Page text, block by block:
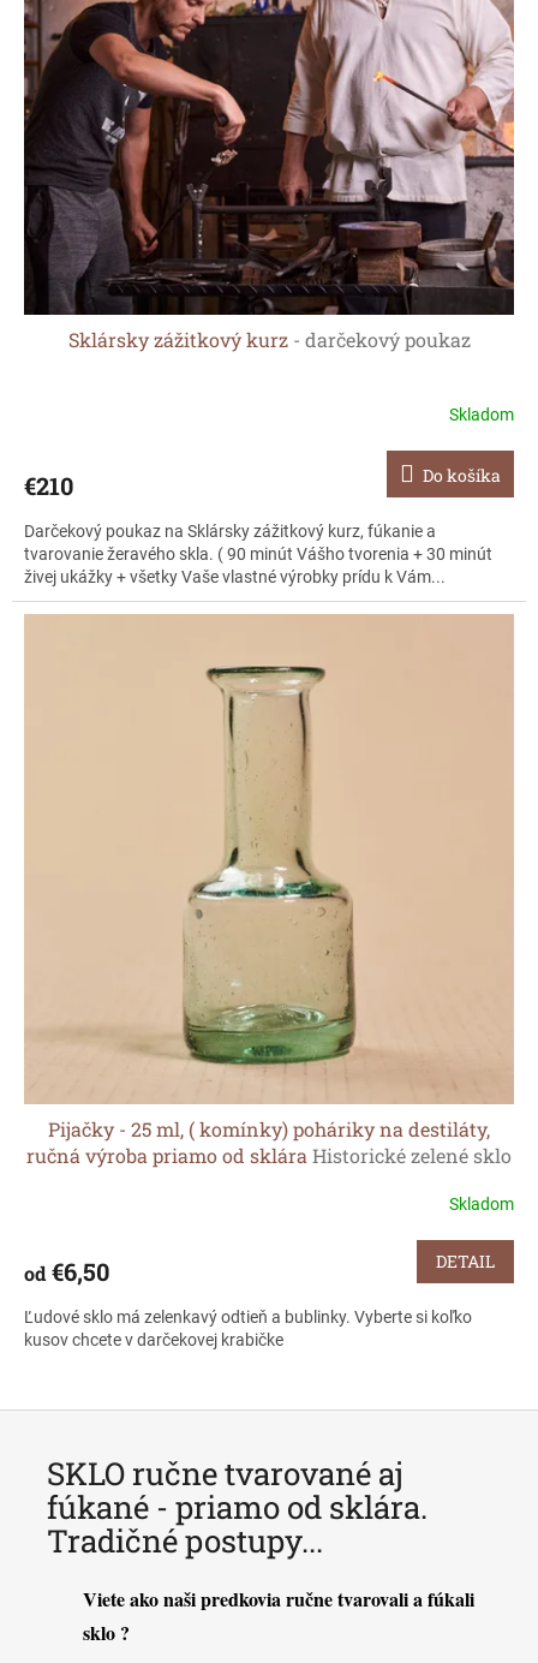
Sklársky zážitkový kurz - darčekový poukaz
Skladom
€210 Do košíka
Darčekový poukaz na Sklársky zážitkový kurz, fúkanie a
tvarovanie žeravého skla. ( 90 minút Vášho tvorenia + 30 minút
živej ukážky + všetky Vaše vlastné výrobky prídu k Vám...
Pijačky - 25 ml, ( komínky) poháriky na destiláty,
ručná výroba priamo od sklára Historické zelené sklo
Skladom
od €6,50 DETAIL
Ľudové sklo má zelenkavý odtieň a bublinky. Vyberte si koľko
kusov chcete v darčekovej krabičke
SKLO ručne tvarované aj
fúkané - priamo od sklára.
Tradičné postupy...
Viete ako naši predkovia ručne tvarovali a fúkali
sklo ?